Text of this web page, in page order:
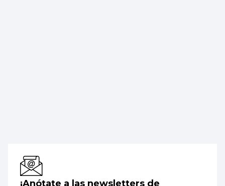
¡Anótate a las newsletters de